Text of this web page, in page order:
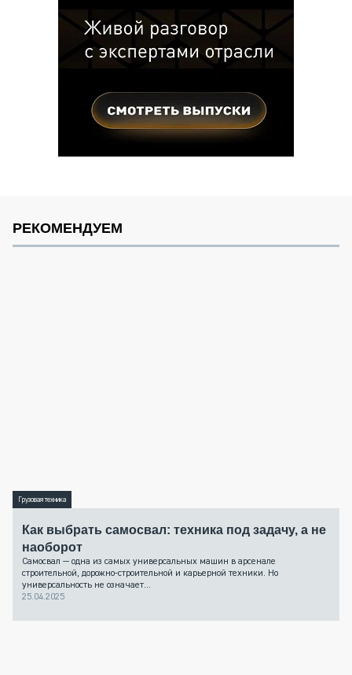
РЕКОМЕНДУЕМ
Грузовая техника
Как выбрать самосвал: техника под задачу, а не
наоборот
Самосвал — одна из самых универсальных машин в арсенале
строительной, дорожно-строительной и карьерной техники. Но
универсальность не означает...
25.04.2025